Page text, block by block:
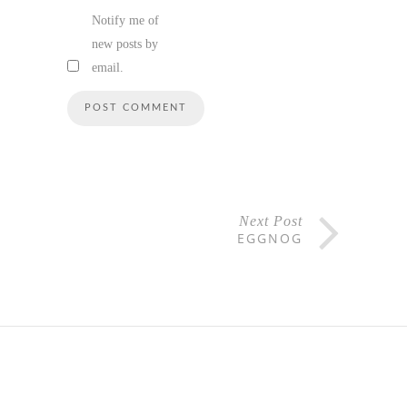
Notify me of
new posts by
email.
Next Post
EGGNOG